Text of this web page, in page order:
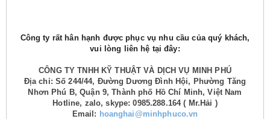
Công ty rất hân hạnh được phục vụ nhu cầu của quý khách,
vui lòng liên hệ tại đây:
CÔNG TY TNHH KỸ THUẬT VÀ DỊCH VỤ MINH PHÚ
Địa chỉ: Số 244/44, Đường Dương Đình Hội, Phường Tăng
Nhơn Phú B, Quận 9, Thành phố Hồ Chí Minh, Việt Nam
Hotline, zalo, skype: 0985.288.164 ( Mr.Hải )
Email: hoanghai@minhphuco.vn